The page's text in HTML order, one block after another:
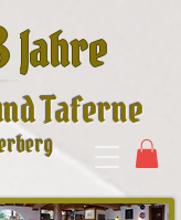
Taferne
Jahre